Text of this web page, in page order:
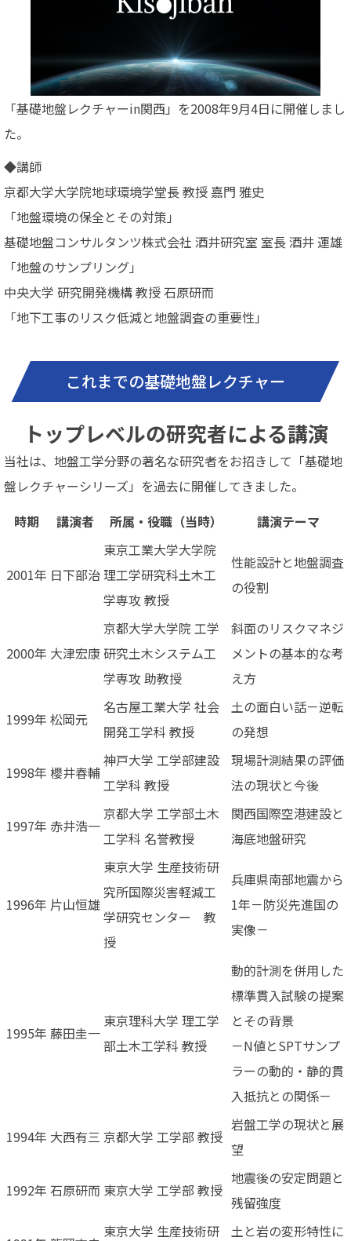
「基礎地盤レクチャーin関西」を2008年9月4日に開催しまし
た。
◆講師
京都大学大学院地球環境学堂長 教授 嘉門 雅史
「地盤環境の保全とその対策」
基礎地盤コンサルタンツ株式会社 酒井研究室 室長 酒井 運雄
「地盤のサンプリング」
中央大学 研究開発機構 教授 石原研而
「地下工事のリスク低減と地盤調査の重要性」
これまでの基礎地盤レクチャー
トップレベルの研究者による講演
当社は、地盤工学分野の著名な研究者をお招きして「基礎地
盤レクチャーシリーズ」を過去に開催してきました。
時期
講演者 所属・役職（当時） 講演テーマ
2001年 日下部治
東京工業大学大学院
理工学研究科土木工
学専攻 教授
性能設計と地盤調査
の役割
2000年 大津宏康
京都大学大学院 工学
研究土木システム工
学専攻 助教授
斜面のリスクマネジ
メントの基本的な考
え方
1999年 松岡元
名古屋工業大学 社会
開発工学科 教授
土の面白い話－逆転
の発想
1998年 櫻井春輔
神戸大学 工学部建設
工学科 教授
現場計測結果の評価
法の現状と今後
1997年 赤井浩一
京都大学 工学部土木
工学科 名誉教授
関西国際空港建設と
海底地盤研究
1996年 片山恒雄
東京大学 生産技術研
究所国際災害軽減工
学研究センター 教
授
兵庫県南部地震から
1年－防災先進国の
実像－
1995年 藤田圭一
東京理科大学 理工学
部土木工学科 教授
動的計測を併用した
標準貫入試験の提案
とその背景
－N値とSPTサンプ
ラーの動的・静的貫
入抵抗との関係－
1994年 大西有三 京都大学 工学部 教授
岩盤工学の現状と展
望
1992年 石原研而 東京大学 工学部 教授
地震後の安定問題と
残留強度
東京大学 生産技術研 土と岩の変形特性に